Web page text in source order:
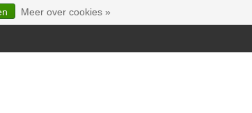
Meer over cookies »